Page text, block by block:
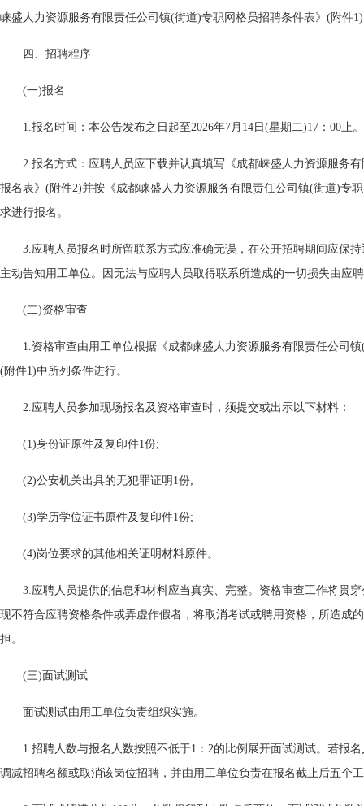
崃盛人力资源服务有限责任公司镇(街道)专职网格员招聘条件表》(附件
四、招聘程序
(一)报名
1.报名时间：本公告发布之日起至2026年7月14日(星期二)17：00止。
2.报名方式：应聘人员应下载并认真填写《成都崃盛人力资源服务
报名表》(附件2)并按《成都崃盛人力资源服务有限责任公司镇(街道)专
求进行报名。
3.应聘人员报名时所留联系方式应准确无误，在公开招聘期间应保
主动告知用工单位。因无法与应聘人员取得联系所造成的一切损失由应
(二)资格审查
1.资格审查由用工单位根据《成都崃盛人力资源服务有限责任公司
(附件1)中所列条件进行。
2.应聘人员参加现场报名及资格审查时，须提交或出示以下材料：
(1)身份证原件及复印件1份;
(2)公安机关出具的无犯罪证明1份;
(3)学历学位证书原件及复印件1份;
(4)岗位要求的其他相关证明材料原件。
3.应聘人员提供的信息和材料应当真实、完整。资格审查工作将贯
现不符合应聘资格条件或弄虚作假者，将取消考试或聘用资格，所造成
担。
(三)面试测试
面试测试由用工单位负责组织实施。
1.招聘人数与报名人数按照不低于1：2的比例展开面试测试。若报
调减招聘名额或取消该岗位招聘，并由用工单位负责在报名截止后五个